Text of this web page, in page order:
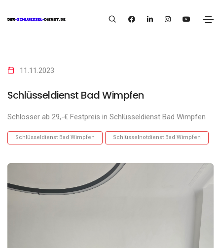
11.11.2023
Schlüsseldienst Bad Wimpfen
Schlosser ab 29,-€ Festpreis in Schlüsseldienst Bad Wimpfen
Schlüsseldienst Bad Wimpfen Schlüsselnotdienst Bad Wimpfen